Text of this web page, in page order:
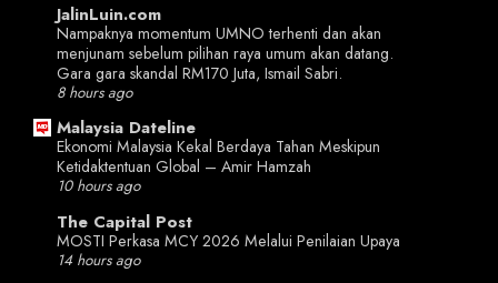
JalinLuin.com
Nampaknya momentum UMNO terhenti dan akan
menjunam sebelum pilihan raya umum akan datang.
Gara gara skandal RM170 Juta, Ismail Sabri.
8 hours ago
Malaysia Dateline
Ekonomi Malaysia Kekal Berdaya Tahan Meskipun
Ketidaktentuan Global – Amir Hamzah
10 hours ago
The Capital Post
MOSTI Perkasa MCY 2026 Melalui Penilaian Upaya
14 hours ago